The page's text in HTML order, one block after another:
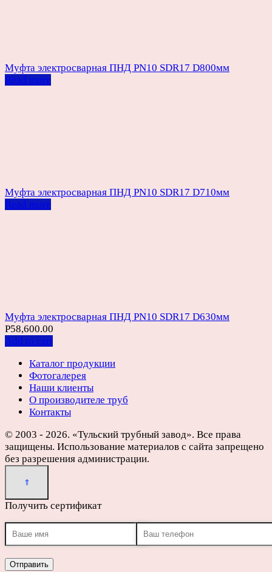
Муфта электросварная ПНД PN10 SDR17 D800мм
Read more
Муфта электросварная ПНД PN10 SDR17 D710мм
Read more
Муфта электросварная ПНД PN10 SDR17 D630мм
Р58,600.00
Add to cart
Каталог продукции
Фотогалерея
Наши клиенты
О производителе труб
Контакты
© 2003 - 2026. «Тульский трубный завод». Все права
защищены. Использование материалов с сайта запрещено
без разрешения администрации.
Получить сертификат